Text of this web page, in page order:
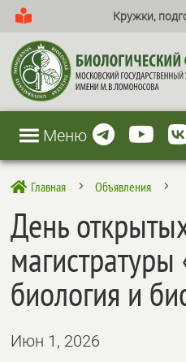
Кружки,
Меню
 Главная 5 Объявления 5
День
магистратуры
биология и
Июн 1, 2026